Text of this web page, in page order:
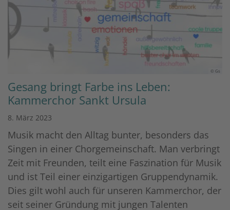
© Gs
Gesang bringt Farbe ins Leben:
Kammerchor Sankt Ursula
8. März 2023
Musik macht den Alltag bunter, besonders das
Singen in einer Chorgemeinschaft. Man verbringt
Zeit mit Freunden, teilt eine Faszination für Musik
und ist Teil einer einzigartigen Gruppendynamik.
Dies gilt wohl auch für unseren Kammerchor, der
seit seiner Gründung mit jungen Talenten